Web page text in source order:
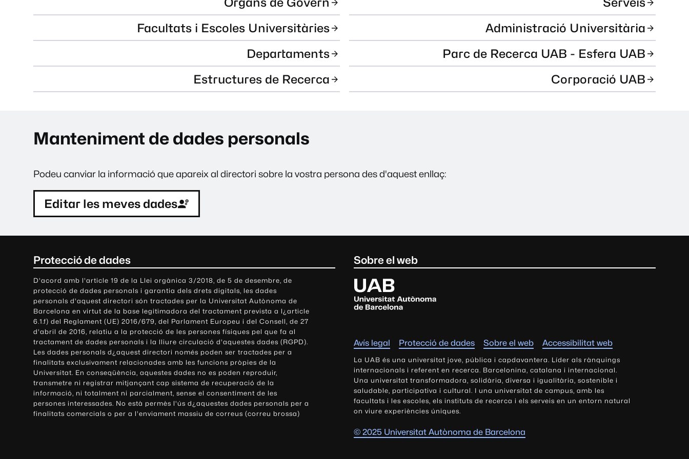
Facultats i Escoles Universitàries
Departaments
Estructures de Recerca
Administració Universitària
Parc de Recerca UAB - Esfera UAB
Corporació UAB
Manteniment de dades personals
Podeu canviar la informació que apareix al directori sobre la vostra persona des d'aquest enllaç:
Editar les meves dades
Protecció de dades
D'acord amb l'article 19 de la Llei orgànica 3/2018, de 5 de desembre, de
protecció de dades personals i garantia dels drets digitals, les dades
personals d'aquest directori són tractades per la Universitat Autònoma de
Barcelona en virtut de la base legitimadora del tractament prevista a l¿article
6.1.f) del Reglament (UE) 2016/679, del Parlament Europeu i del Consell, de 27
d'abril de 2016, relatiu a la protecció de les persones físiques pel que fa al
tractament de dades personals i la lliure circulació d'aquestes dades (RGPD).
Les dades personals d¿aquest directori només poden ser tractades per a
finalitats exclusivament relacionades amb les funcions pròpies de la
Universitat. En conseqüència, aquestes dades no es poden reproduir,
transmetre ni registrar mitjançant cap sistema de recuperació de la
informació, ni totalment ni parcialment, sense el consentiment de les
persones interessades. No està permès l'ús d¿aquestes dades personals per a
finalitats comercials o per a l'enviament massiu de correus (correu brossa)
Sobre el web
U
n
i
s
i
t
a
t
A
u
t
ò
Avís legal Protecció de dades Sobre el web Accessibilitat web
La UAB és una universitat jove, pública i capdavantera. Líder als rànquings
internacionals i referent en recerca. Barcelonina, catalana i internacional.
Una universitat transformadora, solidària, diversa i igualitària, sostenible i
saludable, participativa i cultural. I una universitat de campus, amb les
facultats i les escoles, els instituts de recerca i els serveis en un entorn natural
on viure experiències úniques.
© 2025 Universitat Autònoma de Barcelona